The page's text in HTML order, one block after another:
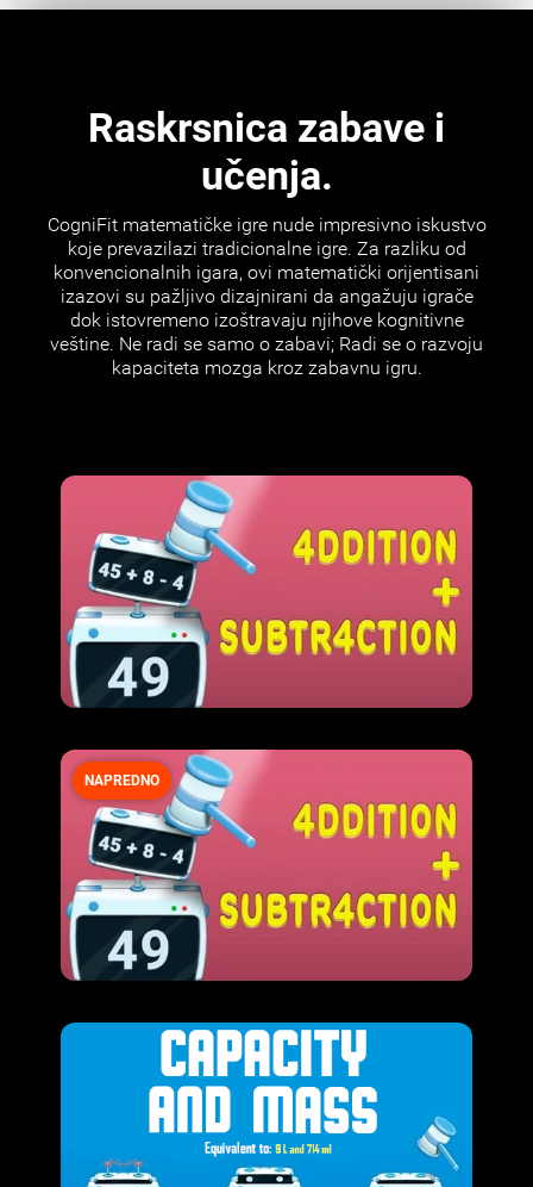
Raskrsnica zabave i
učenja.
CogniFit matematičke igre nude impresivno iskustvo
koje prevazilazi tradicionalne igre. Za razliku od
konvencionalnih igara, ovi matematički orijentisani
izazovi su pažljivo dizajnirani da angažuju igrače
dok istovremeno izoštravaju njihove kognitivne
veštine. Ne radi se samo o zabavi; Radi se o razvoju
kapaciteta mozga kroz zabavnu igru.
NAPREDNO